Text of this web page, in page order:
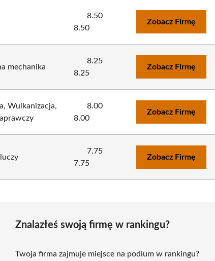
8.50
8.50
Zobacz Firmę
mechanika
8.25
8.25
Zobacz Firmę
Wulkanizacja,
8.00
8.00
Zobacz Firmę
7.75
7.75
Zobacz Firmę
Znalazłeś swoją firmę w rankingu?
Twoja firma zajmuje miejsce na podium w rankingu?